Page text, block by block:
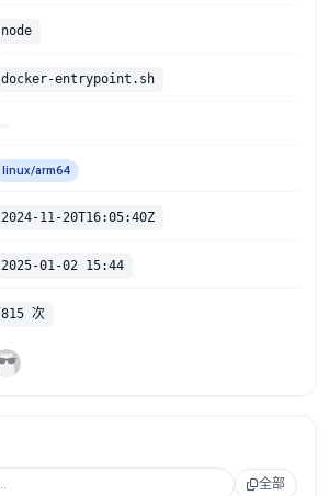
node
docker-entrypoint.sh
linux/arm64
2024-11-20T16:05:40Z
2025-01-02 15:44
815 次
全部